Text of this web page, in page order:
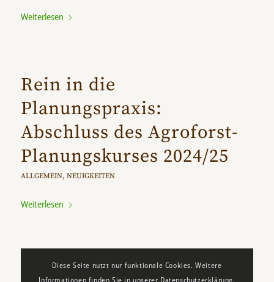
Weiterlesen
Rein in die
Planungspraxis:
Abschluss des Agroforst-
Planungskurses 2024/25
ALLGEMEIN, NEUIGKEITEN
Weiterlesen
Diese Seite nutzt nur funktionale Cookies. Weitere